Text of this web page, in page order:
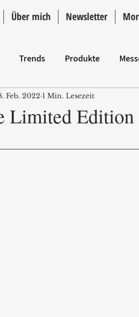
Über mich Newsletter
Trends Produkte
Intro
Limited Edition
Feb. 2022 1 Min. Lesezeit